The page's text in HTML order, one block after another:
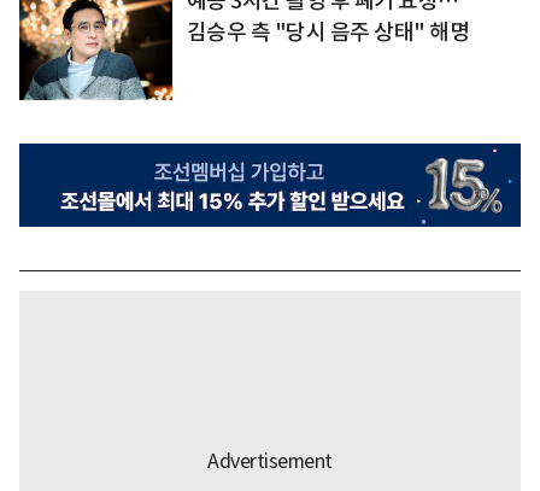
김승우 측 "당시 음주 상태" 해명